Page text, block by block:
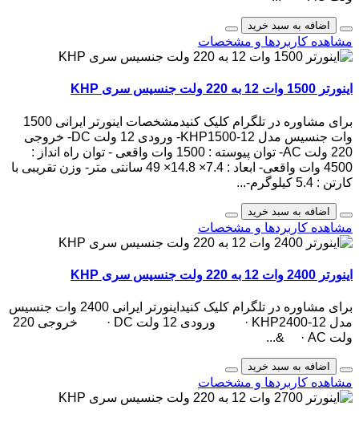
اضافه به سبد خرید
مشاهده کاربردها و مشخصات
اینورتر 1500 وات 12 به 220 ولت جنسیس سری KHP
برای مشاوره در تلگرام کلیک کنیدمشخصات اینورتر ایرانی 1500
وات جنسیس مدل KHP1500-12- ورودی 12 ولت DC- خروجی
220 ولت AC- توان پیوسته : 1500 وات واقعی - توان راه انداز :
4500 وات واقعی- ابعاد : 7.4× 14.8× 49 سانتی متر- وزن تقریبی با
کارتن : 5.4 کیلوگرم-...
اضافه به سبد خرید
مشاهده کاربردها و مشخصات
اینورتر 2400 وات 12 به 220 ولت جنسیس سری KHP
برای مشاوره در تلگرام کلیک کنیداینورتر ایرانی 2400 وات جنسیس
مدل KHP2400-12 · ورودی 12 ولت DC · خروجی 220
ولت AC · &...
اضافه به سبد خرید
مشاهده کاربردها و مشخصات